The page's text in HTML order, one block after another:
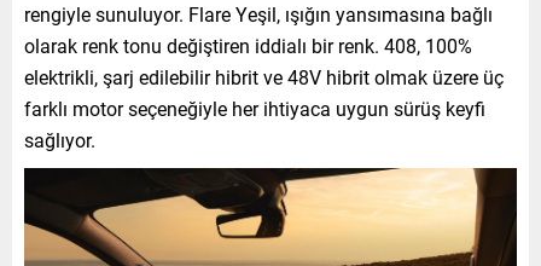
rengiyle sunuluyor. Flare Yeşil, ışığın yansımasına bağlı
olarak renk tonu değiştiren iddialı bir renk. 408, 100%
elektrikli, şarj edilebilir hibrit ve 48V hibrit olmak üzere üç
farklı motor seçeneğiyle her ihtiyaca uygun sürüş keyfi
sağlıyor.